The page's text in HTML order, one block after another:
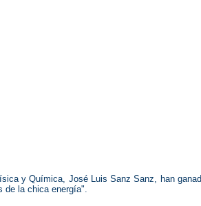
y Química, José Luis Sanz Sanz, han
la chica energía".